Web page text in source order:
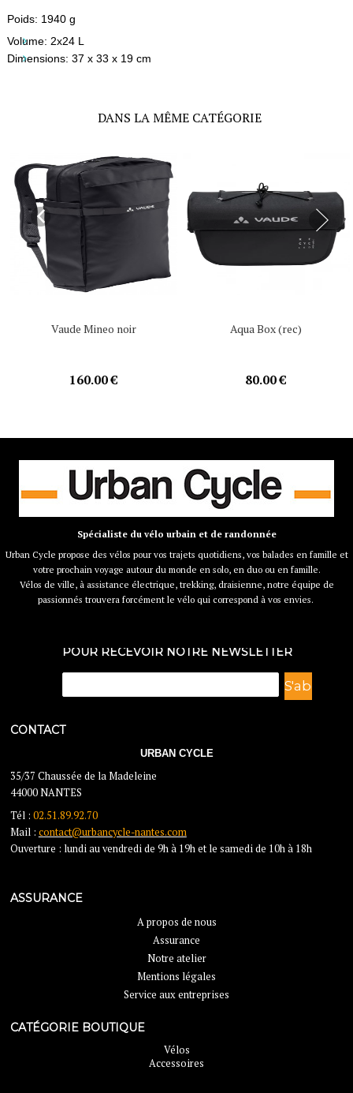
Poids: 1940 g
Volume: 2x24 L
Dimensions: 37 x 33 x 19 cm
DANS LA MÊME CATÉGORIE
Vaude Mineo noir
160.00 €
Aqua Box (rec)
80.00 €
Spécialiste du vélo urbain et de randonnée
Urban Cycle propose des vélos pour vos trajets quotidiens, vos balades en famille et
votre prochain voyage autour du monde en solo, en duo ou en famille.
Vélos de ville, à assistance électrique, trekking, draisienne, notre équipe de
passionnés trouvera forcément le vélo qui correspond à vos envies.
POUR RECEVOIR NOTRE NEWSLETTER
CONTACT
URBAN CYCLE
35/37 Chaussée de la Madeleine
44000 NANTES
Tél : 02.51.89.92.70
Mail : contact@urbancycle-nantes.com
Ouverture : lundi au vendredi de 9h à 19h et le samedi de 10h à 18h
ASSURANCE
A propos de nous
Assurance
Notre atelier
Mentions légales
Service aux entreprises
CATÉGORIE BOUTIQUE
Vélos
Accessoires